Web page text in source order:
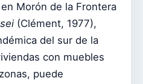
Morón de la Frontera
(Clément, 1977),
del sur de la
con muebles
puede